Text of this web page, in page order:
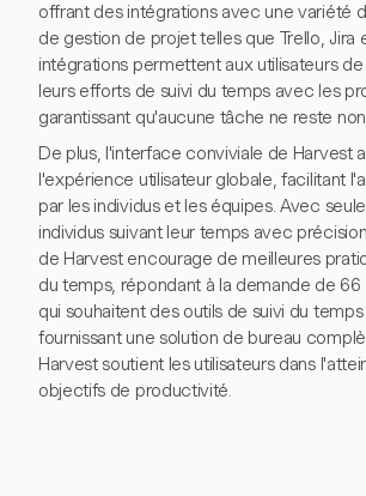
offrant des intégrations avec une variété
de gestion de projet telles que Trello, Jira
intégrations permettent aux utilisateurs
leurs efforts de suivi du temps avec les
garantissant qu'aucune tâche ne reste
De plus, l'interface conviviale de Harvest
l'expérience utilisateur globale, facilitant
par les individus et les équipes. Avec
individus suivant leur temps avec
de Harvest encourage de meilleures
du temps, répondant à la demande de
qui souhaitent des outils de suivi du temps
fournissant une solution de bureau
Harvest soutient les utilisateurs dans
objectifs de productivité.